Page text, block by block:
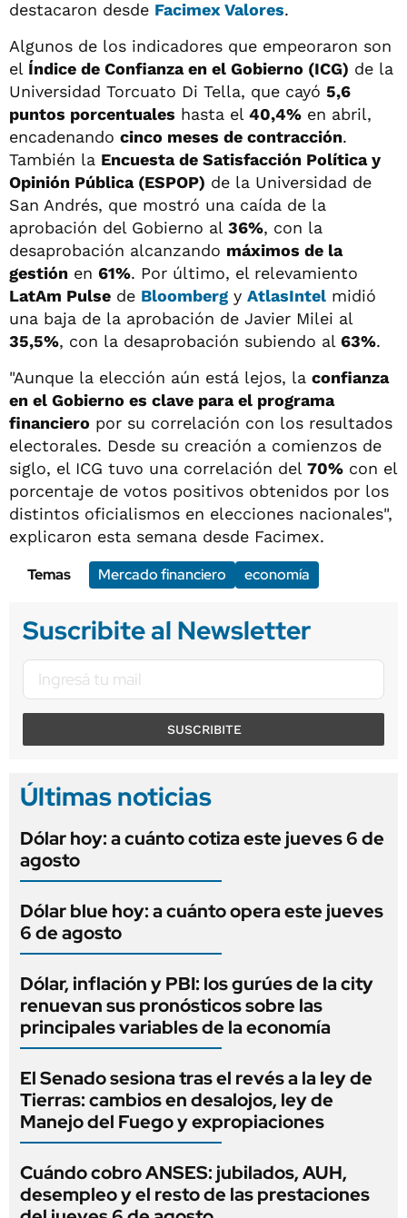
destacaron desde Facimex Valores.
Algunos de los indicadores que empeoraron son
el Índice de Confianza en el Gobierno (ICG) de la
Universidad Torcuato Di Tella, que cayó 5,6
puntos porcentuales hasta el 40,4% en abril,
encadenando cinco meses de contracción.
También la Encuesta de Satisfacción Política y
Opinión Pública (ESPOP) de la Universidad de
San Andrés, que mostró una caída de la
aprobación del Gobierno al 36%, con la
desaprobación alcanzando máximos de la
gestión en 61%. Por último, el relevamiento
LatAm Pulse de Bloomberg y AtlasIntel midió
una baja de la aprobación de Javier Milei al
35,5%, con la desaprobación subiendo al 63%.
"Aunque la elección aún está lejos, la confianza
en el Gobierno es clave para el programa
financiero por su correlación con los resultados
electorales. Desde su creación a comienzos de
siglo, el ICG tuvo una correlación del 70% con el
porcentaje de votos positivos obtenidos por los
distintos oficialismos en elecciones nacionales",
explicaron esta semana desde Facimex.
Temas
Mercado financiero economía
Suscribite al Newsletter
SUSCRIBITE
Últimas noticias
Dólar hoy: a cuánto cotiza este jueves 6 de
agosto
Dólar blue hoy: a cuánto opera este jueves
6 de agosto
Dólar, inflación y PBI: los gurúes de la city
renuevan sus pronósticos sobre las
principales variables de la economía
El Senado sesiona tras el revés a la ley de
Tierras: cambios en desalojos, ley de
Manejo del Fuego y expropiaciones
Cuándo cobro ANSES: jubilados, AUH,
desempleo y el resto de las prestaciones